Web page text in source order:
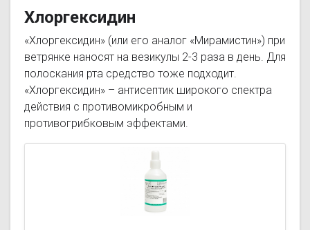
Хлоргексидин
«Хлоргексидин» (или его аналог «Мирамистин») при
ветрянке наносят на везикулы 2-3 раза в день. Для
полоскания рта средство тоже подходит.
«Хлоргексидин» – антисептик широкого спектра
действия с противомикробным и
противогрибковым эффектами.